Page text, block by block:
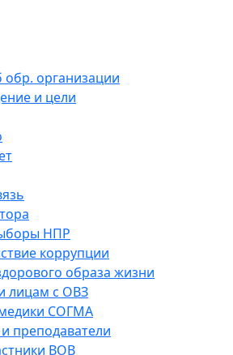
обр. организации
и цели
НПР
коррупции
образа жизни
лицам с ОВЗ
СОГМА
преподаватели
ВОВ